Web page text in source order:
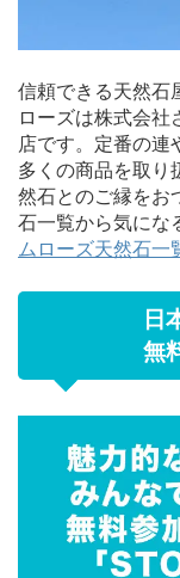
信頼できる天然石
ローズは株式会社
店です。定番の連
多くの商品を取り
然石とのご縁をお
石一覧から気にな
ムローズ天然石一
日
無